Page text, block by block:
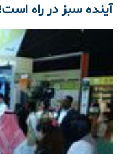
آینده سبز در راه